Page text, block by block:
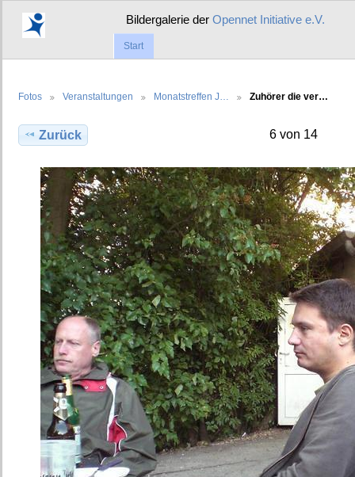
Bildergalerie derOpennet Initiative e.V.
Start
Fotos Veranstaltungen Monatstreffen J… Zuhörer die ver…
Zurück 6 von 14